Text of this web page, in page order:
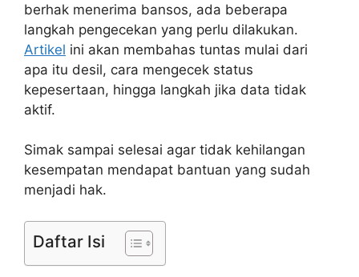
berhak menerima bansos, ada beberapa
langkah pengecekan yang perlu dilakukan.
Artikel ini akan membahas tuntas mulai dari
apa itu desil, cara mengecek status
kepesertaan, hingga langkah jika data tidak
aktif.
Simak sampai selesai agar tidak kehilangan
kesempatan mendapat bantuan yang sudah
menjadi hak.
Daftar Isi